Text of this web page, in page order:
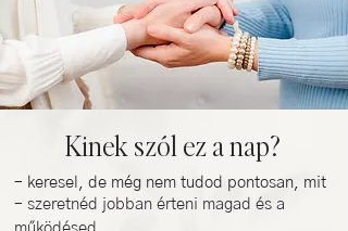
Kinek szól ez a nap?
– keresel, de még nem tudod pontosan, mit
– szeretnéd jobban érteni magad és a